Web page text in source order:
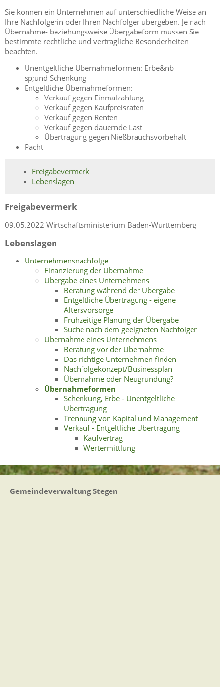
Sie können ein Unternehmen auf unterschiedliche Weise an
Ihre Nachfolgerin oder Ihren Nachfolger übergeben. Je nach
Übernahme- beziehungsweise Übergabeform müssen Sie
bestimmte rechtliche und vertragliche Besonderheiten
beachten.
Unentgeltliche Übernahmeformen: Erbe&nb
sp;und Schenkung
Entgeltliche Übernahmeformen:
Verkauf gegen Einmalzahlung
Verkauf gegen Kaufpreisraten
Verkauf gegen Renten
Verkauf gegen dauernde Last
Übertragung gegen Nießbrauchsvorbehalt
Pacht
Freigabevermerk
Lebenslagen
Freigabevermerk
09.05.2022 Wirtschaftsministerium Baden-Württemberg
Lebenslagen
Unternehmensnachfolge
Finanzierung der Übernahme
Übergabe eines Unternehmens
Beratung während der Übergabe
Entgeltliche Übertragung - eigene
Altersvorsorge
Frühzeitige Planung der Übergabe
Suche nach dem geeigneten Nachfolger
Übernahme eines Unternehmens
Beratung vor der Übernahme
Das richtige Unternehmen finden
Nachfolgekonzept/Businessplan
Übernahme oder Neugründung?
Übernahmeformen
Schenkung, Erbe - Unentgeltliche
Übertragung
Trennung von Kapital und Management
Verkauf - Entgeltliche Übertragung
Kaufvertrag
Wertermittlung
Gemeindeverwaltung Stegen